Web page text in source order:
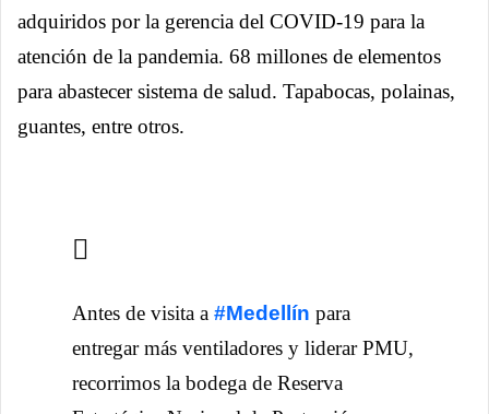
adquiridos por la gerencia del COVID-19 para la
atención de la pandemia. 68 millones de elementos
para abastecer sistema de salud. Tapabocas, polainas,
guantes, entre otros.
Antes de visita a #Medellín para
entregar más ventiladores y liderar PMU,
recorrimos la bodega de Reserva